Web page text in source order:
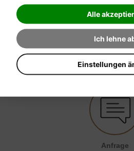
Alle
Ich lehne
Einstellungen
10,30
EINE FRAGE ZUM
Anfrage